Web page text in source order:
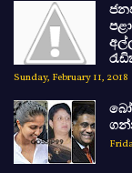
Sunday, February 11, 2018